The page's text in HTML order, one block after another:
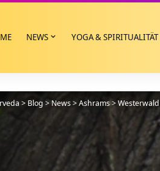
NEWS YOGA & SPIRITUALITÄT
> Blog >News>Ashrams>Westerwald